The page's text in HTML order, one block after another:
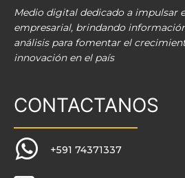
Medio digital dedicado a impulsar
empresarial, brindando
análisis para fomentar el
innovación en el país
CONTACTANOS
+591 74371337